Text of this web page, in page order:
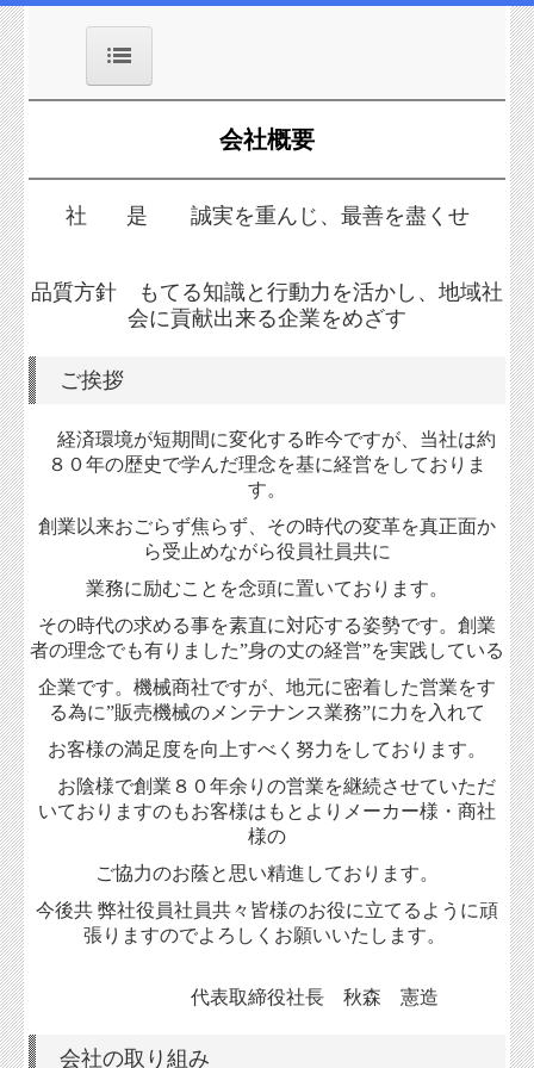
営業部
機械部
エンジ
営業拠
点
リー
ス・サ
ービス
備後営
山口営
業所
ー・ケ
会社概要
社 是 誠実を重んじ、最善を盡くせ
品質方針 もてる知識と行動力を活かし、地域社
会に貢献出来る企業をめざす
ご挨拶
経済環境が短期間に変化する昨今ですが、当社は約
８０年の歴史で学んだ理念を基に経営をしておりま
す。
創業 以来おごらず焦らず、その時代の変革を真正面か
ら受止めながら役員社員共に
業務に励むことを念頭に置いておりま す。
その時代の求める事を素直に対応する姿勢です。 創業
者の理念でも有りました”身の丈の経営”を実践している
企業です。 機械商社ですが、地元に密着した営業をす
る為に”販売機械のメンテナンス業務”に力を入れて
お客様の満足度を向上すべく努力をしております。
お陰様で創業８０年余りの営業を継続させていただ
いておりますのもお客様はもとより メーカー様・ 商社
様の
ご協力のお蔭と思い精進しております。
今後共 弊社役員社員共々皆様のお役に立てるように頑
張りますのでよろしくお願いいたします。
代表取締役社長 秋森 憲造
会社の取り組み